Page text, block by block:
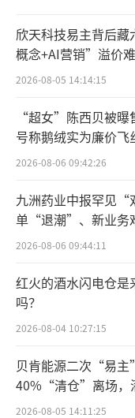
赵明的加
团”正式集齐：
自动驾驶团队
裁王军曾任华为
与生态搭建；
三者形成“研发
赵明履历
成长至西欧地区
不仅将其打造
离荣耀后带领
正是千里科技急
从战略分工
向与底层研发
将技术转化为可
补了千里科技“
欣天科技易主背后
概念+AI营销”溢价
验
2026-08-05 14:14:15
“超女”陈西贝被曝
号称鹅绒实为廉价飞
百万元
2026-08-06 09:42:26
九洲药业中报罕见
单“退潮”、新业
难关待闯
2026-08-06 09:44:11
红火的酒水闪电仓
吗？
2026-08-04 10:27:15
贝肯能源二次“易
40%“清仓”离场，
宏科百世拟入主
2026-08-05 14:11:25